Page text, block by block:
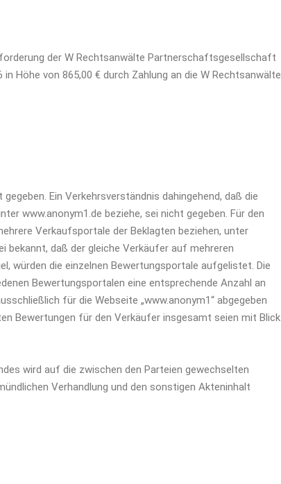
der W Rechtsanwälte Partnerschaftsgesellschaft
Höhe von 865,00 € durch Zahlung an die W Rechtsanwälte
Ein Verkehrsverständnis dahingehend, daß die
www.anonym1.de beziehe, sei nicht gegeben. Für den
Verkaufsportale der Beklagten beziehen, unter
bekannt, daß der gleiche Verkäufer auf mehreren
würden die einzelnen Bewertungsportale aufgelistet. Die
Bewertungsportalen eine entsprechende Anzahl an
für die Webseite „www.anonym1“ abgegeben
Bewertungen für den Verkäufer insgesamt seien mit Blick
wird auf die zwischen den Parteien gewechselten
Verhandlung und den sonstigen Akteninhalt